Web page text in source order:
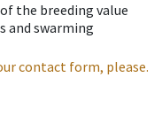
the breeding value
and swarming
contact form, please.